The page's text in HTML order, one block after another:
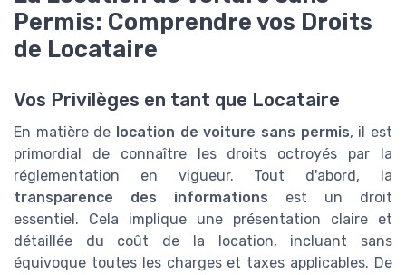
Permis: Comprendre vos Droits
de Locataire
Vos Privilèges en tant que Locataire
En matière de location de voiture sans permis, il est
primordial de connaître les droits octroyés par la
réglementation en vigueur. Tout d'abord, la
transparence des informations est un droit
essentiel. Cela implique une présentation claire et
détaillée du coût de la location, incluant sans
équivoque toutes les charges et taxes applicables. De